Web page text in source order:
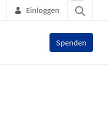
Einloggen
Spenden